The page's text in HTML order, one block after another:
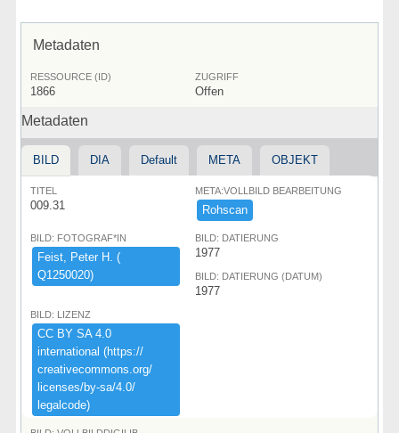
Metadaten
RESSOURCE (ID)
1866
ZUGRIFF
Offen
Metadaten
BILD DIA Default META OBJEKT
TITEL
009.31
META:VOLLBILD BEARBEITUNG
Rohscan
BILD: FOTOGRAF*IN
Feist,​ ​Peter ​H.​ ​(​
Q1250020)​
BILD: DATIERUNG
1977
BILD: DATIERUNG (DATUM)
1977
BILD: LIZENZ
CC ​BY ​SA ​4.​0 ​
international ​(​https:​/​/​
creativecommons.​org/​
licenses/​by-​sa/​4.​0/​
legalcode)​